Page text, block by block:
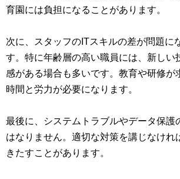
育園には負担になることがあります。
次に、スタッフのITスキルの差が問題に
す。特に年齢層の高い職員には、新しい
感がある場合も多いです。教育や研修が
時間と労力が必要になります。
最後に、システムトラブルやデータ保護
はなりません。適切な対策を講じなけれ
きたすことがあります。